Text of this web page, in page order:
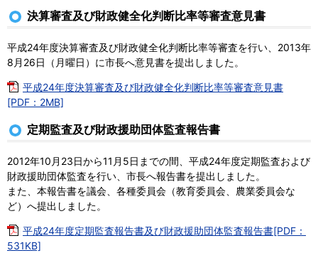
決算審査及び財政健全化判断比率等審査意見書
平成24年度決算審査及び財政健全化判断比率等審査を行い、2013年
8月26日（月曜日）に市長へ意見書を提出しました。
平成24年度決算審査及び財政健全化判断比率等審査意見書
[PDF：2MB]
定期監査及び財政援助団体監査報告書
2012年10月23日から11月5日までの間、平成24年度定期監査および
財政援助団体監査を行い、市長へ報告書を提出しました。
また、本報告書を議会、各種委員会（教育委員会、農業委員会な
ど）へ提出しました。
平成24年度定期監査報告書及び財政援助団体監査報告書[PDF：
531KB]